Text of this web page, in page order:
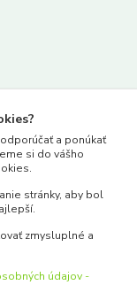
a ponúkať
si do vášho
stránky, aby bol
zmysluplné a
údajov -